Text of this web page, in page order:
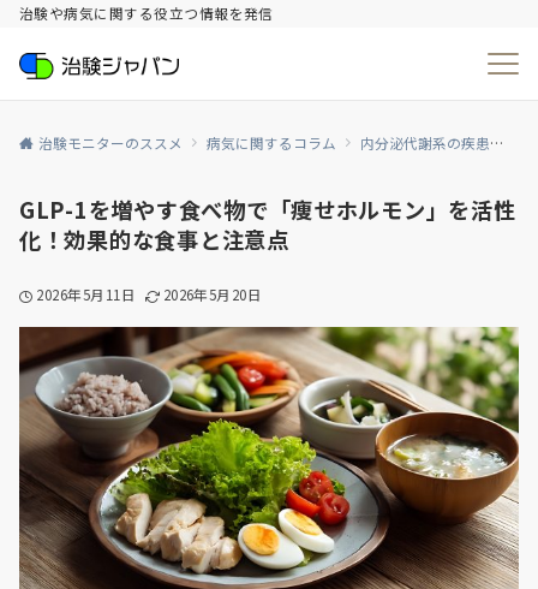
治験や病気に関する役立つ情報を発信
治験モニターのススメ 病気に関するコラム 内分泌代謝系の疾患
GLP-1を増やす食べ物で「痩せホルモン」を活性
化！効果的な食事と注意点
2026年5月11日 2026年5月20日